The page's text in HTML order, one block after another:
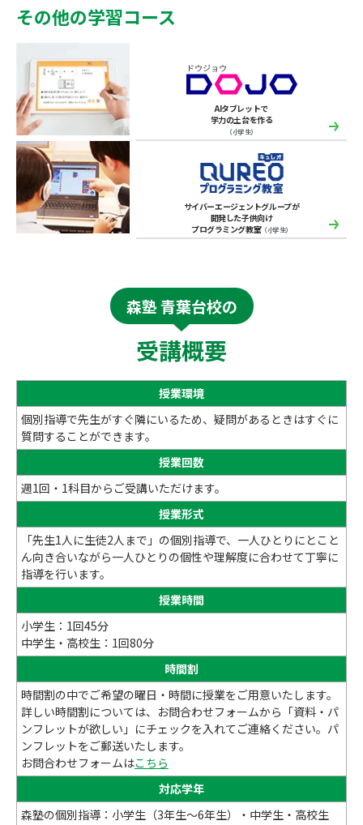
その他の学習コース
AIタブレットで
学力の土台を作る
（小学生）
サイバーエージェントグループが
開発した子供向け
プログラミング教室（小学生）
森塾 青葉台校の
受講概要
授業環境
個別指導で先生がすぐ隣にいるため、疑問があるときはすぐに
質問することができます。
授業回数
週1回・1科目からご受講いただけます。
授業形式
「先生1人に生徒2人まで」の個別指導で、一人ひとりにとこと
ん向き合いながら一人ひとりの個性や理解度に合わせて丁寧に
指導を行います。
授業時間
小学生：1回45分
中学生・高校生：1回80分
時間割
時間割の中でご希望の曜日・時間に授業をご用意いたします。
詳しい時間割については、お問合わせフォームから「資料・パ
ンフレットが欲しい」にチェックを入れてご連絡ください。パ
ンフレットをご郵送いたします。
お問合わせフォームはこちら
対応学年
森塾の個別指導：小学生（3年生～6年生）・中学生・高校生